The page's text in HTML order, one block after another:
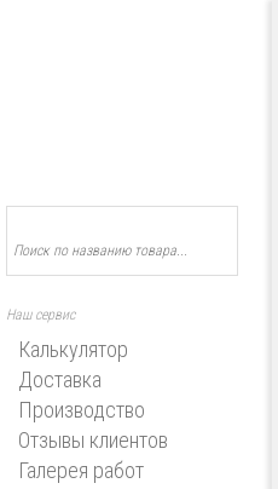
Наш сервис
Калькулятор
Доставка
Производство
Отзывы клиентов
Галерея работ